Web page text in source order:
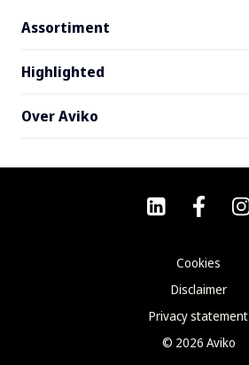
Assortiment
Alle producten
Gratis product testen
Highlighted
Recepten
Over Aviko
Contact
Veelgestelde vragen
Cookies
Disclaimer
Privacy statement
© 2026 Aviko